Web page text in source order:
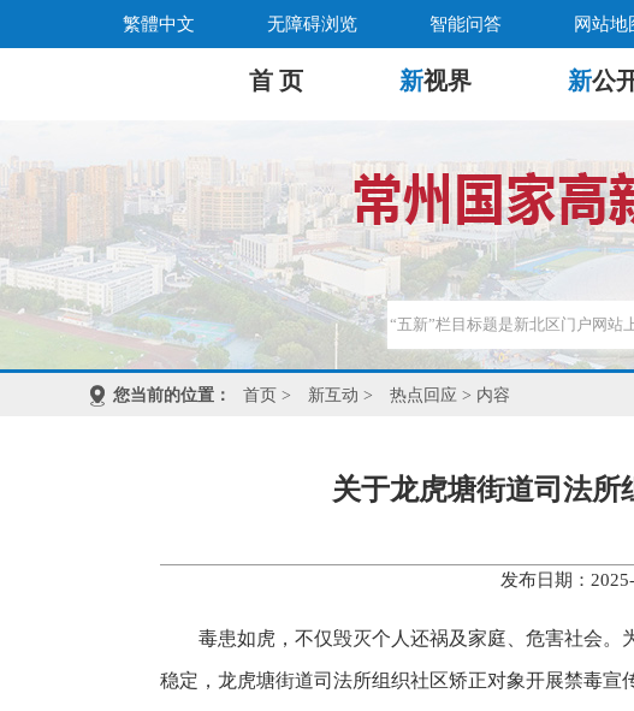
繁體中文 无障碍浏览 智能问答 网站地
首 页 新视界 新公
您当前的位置： 首页 > 新互动 > 热点回应 > 内容
关于龙虎塘街道司法
发布日期：
毒患如虎，不仅毁灭个人还祸及家庭、危害社会
稳定，龙虎塘街道司法所组织社区矫正对象开展禁毒宣